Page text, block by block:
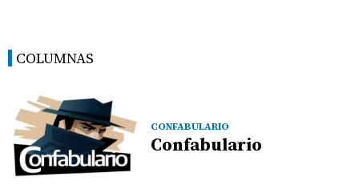
COLUMNAS
CONFABULARIO
Confabulario